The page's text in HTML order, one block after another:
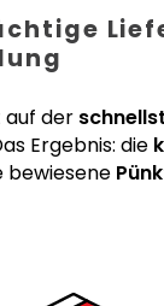
auf der
Ergebnis: die
bewiesene